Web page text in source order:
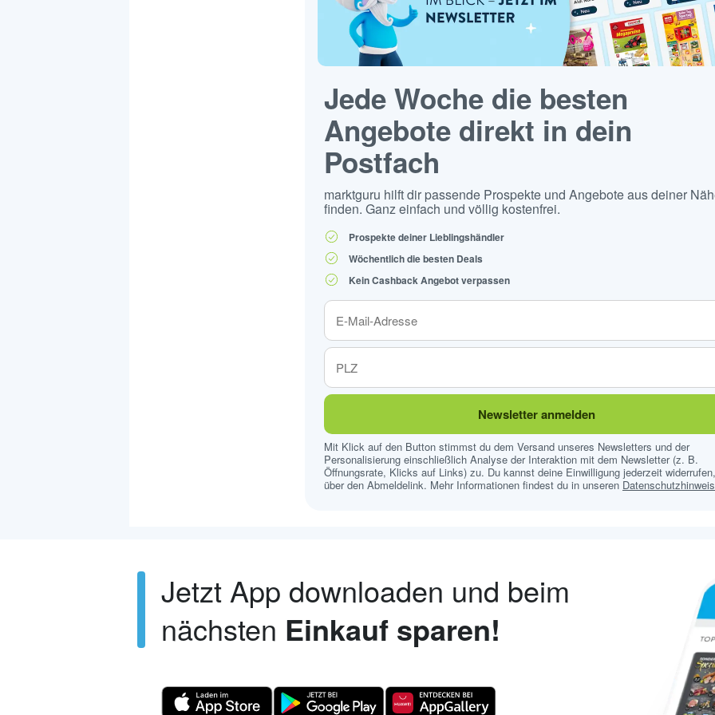
Jede Woche die besten
Angebote direkt in dein
Postfach
marktguru hilft dir passende Prospekte und Angebote aus deiner
finden. Ganz einfach und völlig kostenfrei.
Prospekte deiner Lieblingshändler
Wöchentlich die besten Deals
Kein Cashback Angebot verpassen
Newsletter anmelden
Mit Klick auf den Button stimmst du dem Versand unseres Newsletters und der
Personalisierung einschließlich Analyse der Interaktion mit dem Newsletter (z. B.
Öffnungsrate, Klicks auf Links) zu. Du kannst deine Einwilligung jederzeit
über den Abmeldelink. Mehr Informationen findest du in unseren
Jetzt App downloaden und beim
nächsten Einkauf sparen!